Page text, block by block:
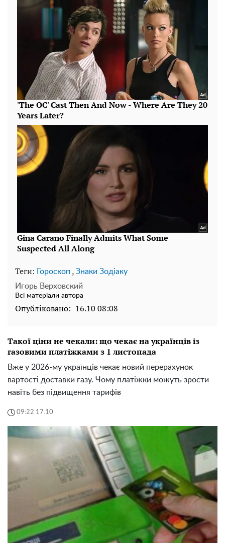
Теги: Гороскоп , Знаки Зодіаку
Игорь Верховский
Всі матеріали автора
Опубліковано: 16.10 08:08
Такої ціни не чекали: що чекає на українців із
газовими платіжками з 1 листопада
Вже у 2026-му українців чекає новий перерахунок
вартості доставки газу. Чому платіжки можуть зрости
навіть без підвищення тарифів
09:22 17.10